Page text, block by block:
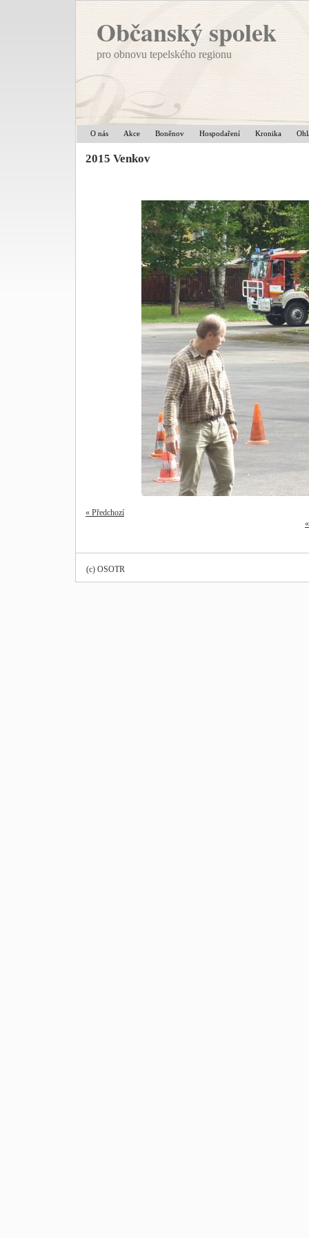
Občanský spolek
pro obnovu tepelského regionu
O nás Akce Boněnov Hospodaření Kronika
2015 Venkov
« Předchozí
(c) OSOTR